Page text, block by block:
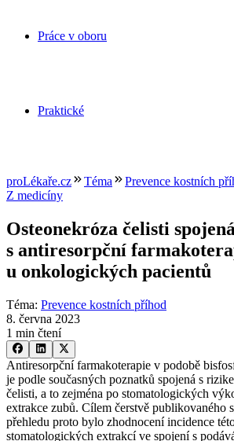
Práce v oboru
Praktické
proLékaře.cz Téma
Prevence kostních
Z medicíny
Osteonekróza čelisti
s antiresorpční
u onkologických pacientů
Téma: Prevence kostních příhod
8. června 2023
1 min čtení
Antiresorpční farmakoterapie v podobě
je podle současných poznatků spojená s
čelisti, a to zejména po stomatologických
extrakce zubů. Cílem čerstvě publikovaného
přehledu proto bylo zhodnocení incidence
stomatologických extrakcí ve spojení s